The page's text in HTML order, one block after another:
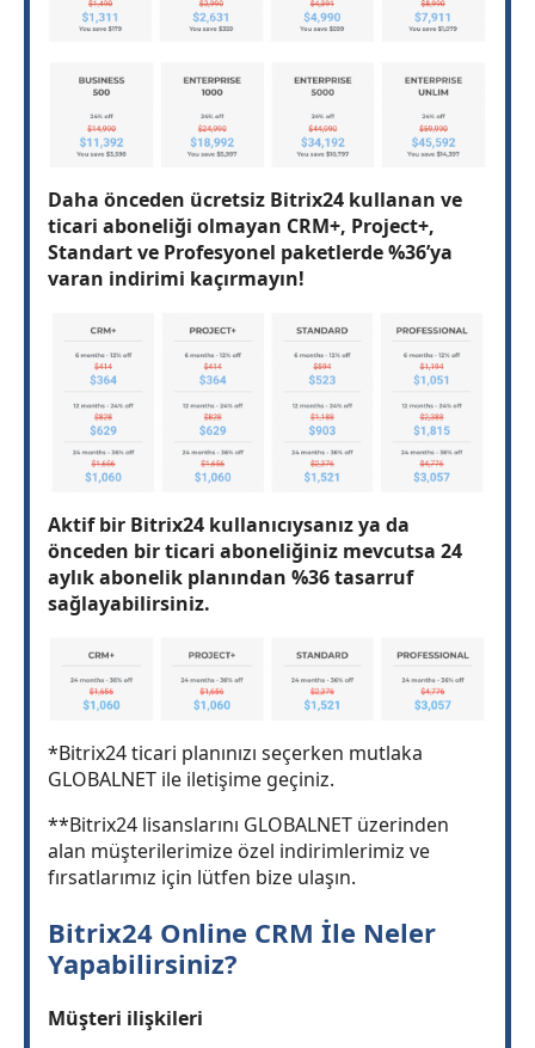
Daha önceden ücretsiz Bitrix24 kullanan ve
ticari aboneliği olmayan CRM+, Project+,
Standart ve Profesyonel paketlerde %36’ya
varan indirimi kaçırmayın!
Aktif bir Bitrix24 kullanıcıysanız ya da
önceden bir ticari aboneliğiniz mevcutsa 24
aylık abonelik planından %36 tasarruf
sağlayabilirsiniz.
*Bitrix24 ticari planınızı seçerken mutlaka
GLOBALNET ile iletişime geçiniz.
**Bitrix24 lisanslarını GLOBALNET üzerinden
alan müşterilerimize özel indirimlerimiz ve
fırsatlarımız için lütfen bize ulaşın.
Bitrix24 Online CRM İle Neler
Yapabilirsiniz?
Müşteri ilişkileri